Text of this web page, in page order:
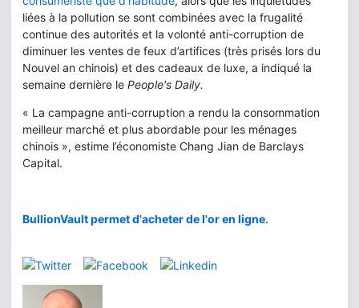
liées à la pollution se sont combinées avec la frugalité
continue des autorités et la volonté anti-corruption de
diminuer les ventes de feux d’artifices (très prisés lors du
Nouvel an chinois) et des cadeaux de luxe, a indiqué la
semaine dernière le People's Daily.
« La campagne anti-corruption a rendu la consommation
meilleur marché et plus abordable pour les ménages
chinois », estime l’économiste Chang Jian de Barclays
Capital.
BullionVault permet d'acheter de l'or en ligne.